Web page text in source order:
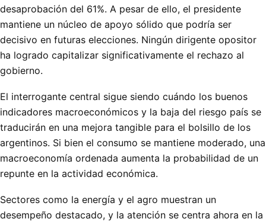
desaprobación del 61%. A pesar de ello, el presidente
mantiene un núcleo de apoyo sólido que podría ser
decisivo en futuras elecciones. Ningún dirigente opositor
ha logrado capitalizar significativamente el rechazo al
gobierno.
El interrogante central sigue siendo cuándo los buenos
indicadores macroeconómicos y la baja del riesgo país se
traducirán en una mejora tangible para el bolsillo de los
argentinos. Si bien el consumo se mantiene moderado, una
macroeconomía ordenada aumenta la probabilidad de un
repunte en la actividad económica.
Sectores como la energía y el agro muestran un
desempeño destacado, y la atención se centra ahora en la